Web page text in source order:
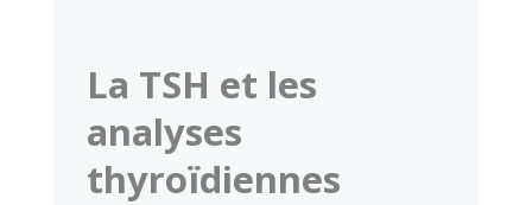
La TSH et les
analyses
thyroïdiennes